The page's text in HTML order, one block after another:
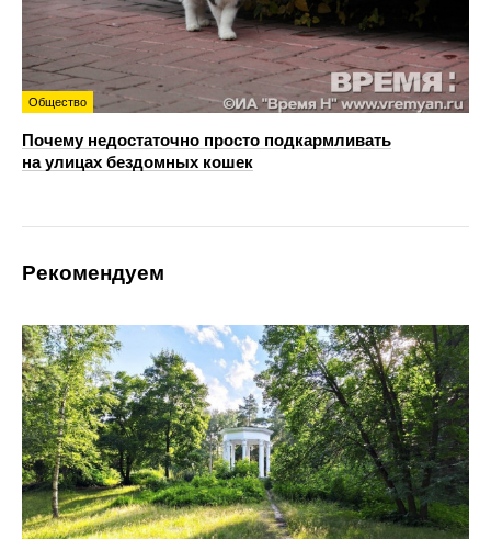
Общество
Почему недостаточно просто подкармливать
на улицах бездомных кошек
Рекомендуем